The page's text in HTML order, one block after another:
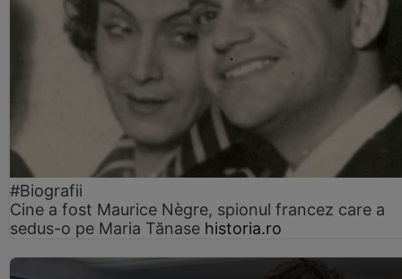
#Biografii
Cine a fost Maurice Nègre, spionul francez care a
sedus-o pe Maria Tănase historia.ro